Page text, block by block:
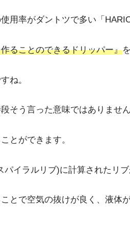
用率がダントツで多い「
ることのできるドリッパー』
ね。
そう言った意味ではありませ
とができます。
イラルリブ)に計算されたリブ
とで空気の抜けが良く、液体